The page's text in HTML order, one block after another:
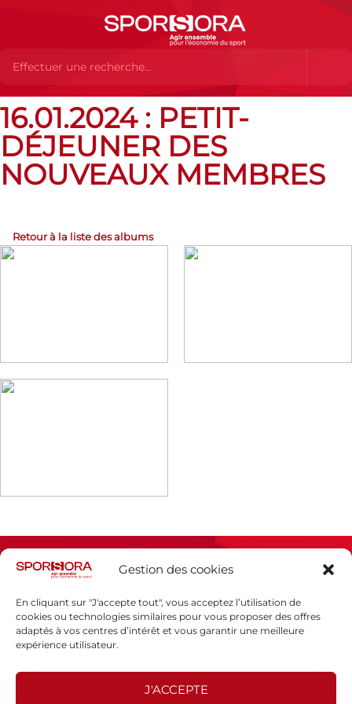
Gestion des cookies
En cliquant sur "J'accepte tout", vous acceptez l’utilisation de
cookies ou technologies similaires pour vous proposer des offres
adaptés à vos centres d’intérêt et vous garantir une meilleure
expérience utilisateur.
J'ACCEPTE
Albums Flickr
16.01.2024 : Petit-déjeuner des nouveaux
membres
16.01.2024 : PETIT-
DÉJEUNER DES
NOUVEAUX MEMBRES
Retour à la liste des albums
Espace presse
Politique de confidentialité